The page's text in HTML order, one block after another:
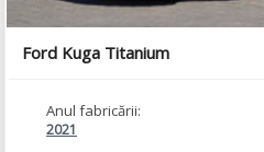
Ford Kuga Titanium
Anul fabricării:
2021